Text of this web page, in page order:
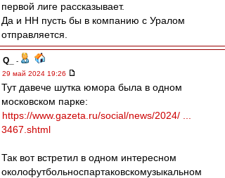
первой лиге рассказывает.
Да и НН пусть бы в компанию с Уралом
отправляется.
Q_
-
29 май 2024 19:26
Тут давече шутка юмора была в одном
московском парке:
https://www.gazeta.ru/social/news/2024/ ...
3467.shtml
Так вот встретил в одном интересном
околофутбольноспартаковскомузыкальном